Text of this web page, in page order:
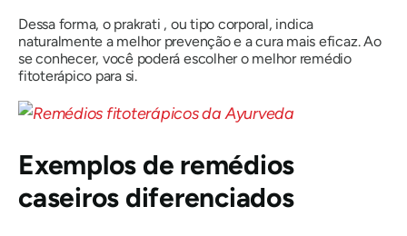
Dessa forma, o prakrati , ou tipo corporal, indica
naturalmente a melhor prevenção e a cura mais eficaz. Ao
se conhecer, você poderá escolher o melhor remédio
fitoterápico para si.
Exemplos de remédios
caseiros diferenciados